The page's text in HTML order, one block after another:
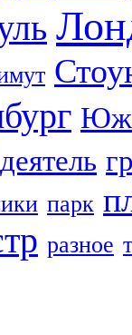
парк
разное